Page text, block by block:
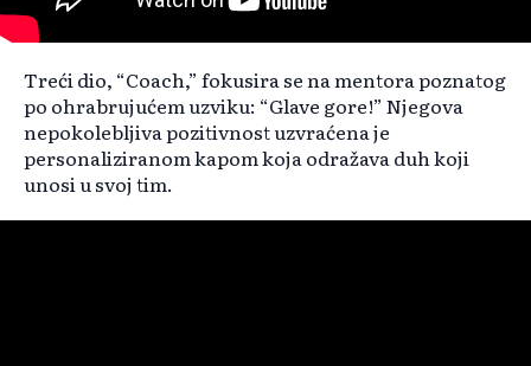
Treći dio, “Coach,” fokusira se na mentora poznatog
po ohrabrujućem uzviku: “Glave gore!” Njegova
nepokolebljiva pozitivnost uzvraćena je
personaliziranom kapom koja odražava duh koji
unosi u svoj tim.